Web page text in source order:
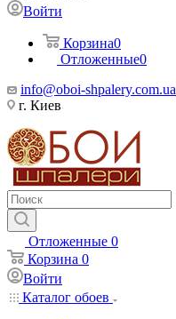
Войти
Корзина0
Отложенные0
info@oboi-shpalery.com.ua
г. Киев
Отложенные 0
Корзина 0
Войти
Каталог обоев